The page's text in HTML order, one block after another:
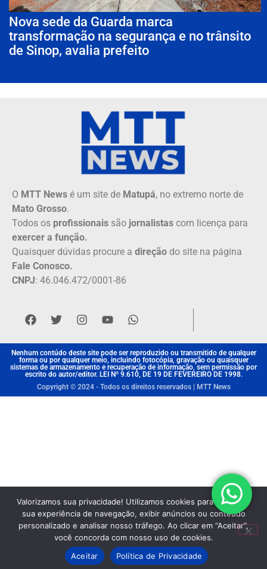
Nova sede da Guarda marca
transformação na segurança e no trânsito
de Sinop, avalia prefeito
O MTT News é um site de Matupá, no extremo norte de
Mato Grosso.
Todos os profissionais são jornalistas com licença para
exercer a função.
Quaisquer dúvidas procure a direção do site na página
Fale Conosco.
CNPJ: 46.046.472/0001-86
Nenhum contúdo deste site pode ser reproduzido ou transmitido de qualquer
forma ou por qualquer meio, incluindo fotocópia, gravação ou quaisquer
sistemas de armazenamento e recuperação de informação, sem permissão por
escrito do autor/editor. LEI Nº 9.610, DE 19 DE FEVEREIRO DE 1998.
Copyright © 2024 - Todos os direitos reservados | MTT News
Valorizamos sua privacidade! Utilizamos cookies para aprimorar
sua experiência de navegação, exibir anúncios ou conteúdo
personalizado e analisar nosso tráfego. Ao clicar em “Aceitar”,
você concorda com nosso uso de cookies.
Aceitar
Política de Privacidade